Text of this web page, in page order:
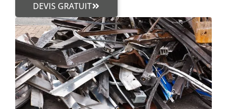
DEVIS GRATUIT